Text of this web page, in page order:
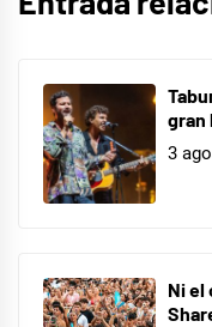
gran
3
Ni el